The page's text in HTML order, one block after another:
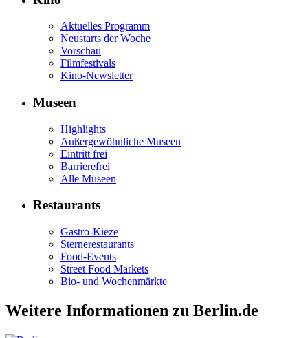
Aktuelles Programm
Neustarts der Woche
Vorschau
Filmfestivals
Kino-Newsletter
Museen
Highlights
Außergewöhnliche Museen
Eintritt frei
Barrierefrei
Alle Museen
Restaurants
Gastro-Kieze
Sternerestaurants
Food-Events
Street Food Markets
Bio- und Wochenmärkte
Weitere Informationen zu Berlin.de